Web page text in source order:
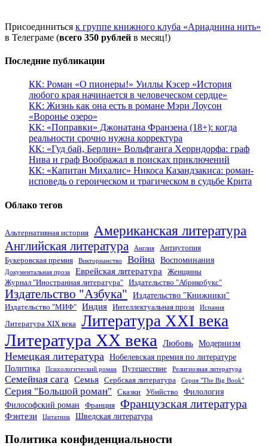
Присоединиться к группе книжного клуба «Ариаднина нить»
в Телеграме (всего 350 рублей в месяц!)
Последние публикации
КК: Роман «О пионеры!» Уиллы Кэсер «История
любого края начинается в человеческом сердце»
КК: Жизнь как она есть в романе Мэри Лоусон
«Воронье озеро»
КК: «Поправки» Джонатана Франзена (18+): когда
реальности срочно нужна корректура
КК: «Гуд бай, Берлин» Вольфганга Херрндорфа: граф
Нива и граф Воображал в поисках приключений
КК: «Капитан Михалис» Никоса Казандзакиса: роман-
исповедь о героическом и трагическом в судьбе Крита
Облако тегов
Альтернативная история Американская литература
Английская литература Англия
Антиутопия
Букеровская премия
Викторианство Война Воспоминания
Документальная проза Еврейская литература
Женщины
Журнал "Иностранная литература"
Издательство "Абрикобукс"
Издательство "Азбука" Издательство "Книжники"
Издательство "МИФ" Индия Интеллектуальная проза Испания
Литература XIX века Литература XXI века
Литература XX века Любовь Модернизм
Немецкая литература
Нобелевская премия по литературе
Политика
Психологический роман Путешествие Религиозная литература
Семейная сага Семья Сербская литература Серия "The Big Book"
Серия "Большой роман" Сказки Убийство
Филология
Философский роман
Франция Французская литература
Фэнтези Цитатник Шведская литература
Политика конфиденциальности